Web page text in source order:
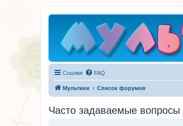
Ссылки FAQ
Мультики Список форумов
Часто задаваемые вопросы